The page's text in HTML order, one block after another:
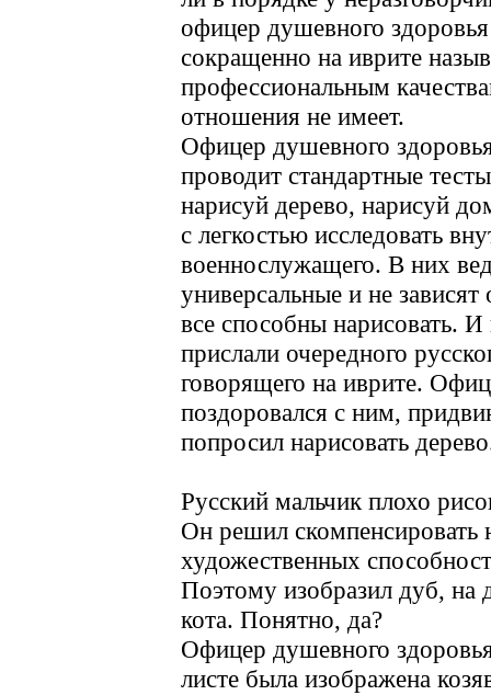
офицер душевного
сокращенно на иврите
профессиональным
отношения не имеет.
Офицер душевного
проводит стандартные
нарисуй дерево, нарисуй
с легкостью исследовать
военнослужащего. В них
универсальные и не
все способны нарисовать.
прислали очередного
говорящего на иврите.
поздоровался с ним,
попросил нарисовать
Русский мальчик плохо
Он решил скомпенсировать
художественных
Поэтому изобразил дуб, на
кота. Понятно, да?
Офицер душевного
листе была изображена